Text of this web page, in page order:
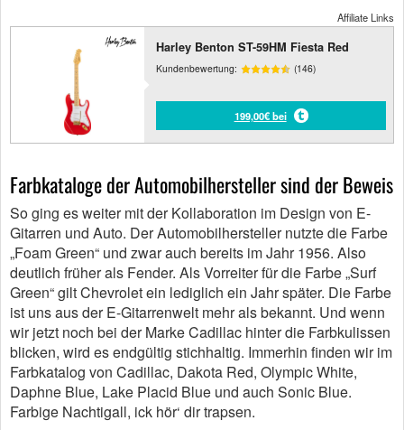
Affiliate Links
Harley Benton ST-59HM Fiesta Red
Kundenbewertung: (146)
199,00€ bei
Farbkataloge der Automobilhersteller sind der Beweis
So ging es weiter mit der Kollaboration im Design von E-
Gitarren und Auto. Der Automobilhersteller nutzte die Farbe
„Foam Green“ und zwar auch bereits im Jahr 1956. Also
deutlich früher als Fender. Als Vorreiter für die Farbe „Surf
Green“ gilt Chevrolet ein lediglich ein Jahr später. Die Farbe
ist uns aus der E-Gitarrenwelt mehr als bekannt. Und wenn
wir jetzt noch bei der Marke Cadillac hinter die Farbkulissen
blicken, wird es endgültig stichhaltig. Immerhin finden wir im
Farbkatalog von Cadillac, Dakota Red, Olympic White,
Daphne Blue, Lake Placid Blue und auch Sonic Blue.
Farbige Nachtigall, ick hör‘ dir trapsen.